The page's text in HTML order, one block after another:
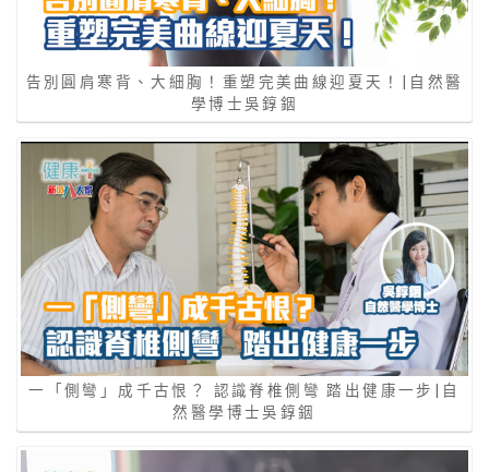
告別圓肩寒背、大細胸！重塑完美曲線迎夏天！|自然醫
學博士吳錞銦
一「側彎」成千古恨？ 認識脊椎側彎 踏出健康一步|自
然醫學博士吳錞銦